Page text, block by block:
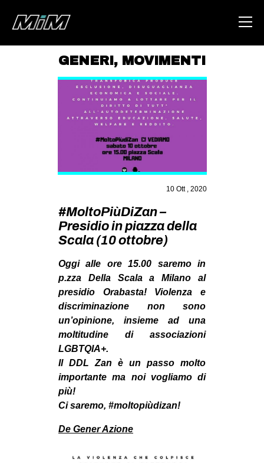
ABOUT
AREA
DEGENERAZIONE
GAZA FREESTYLE
CSOA LAMBRETTA
MSM
STUDENTI TSUNAMI
ZAM
MOBILITAZIONI
SPAZI
SPORT POPOLARE
AMBIENTE
GENERI
MIGRAZIONI
GENERI , MOVIMENTI
10 Ott , 2020
#MoltoPiùDiZan –
Presidio in piazza della
Scala (10 ottobre)
Oggi alle ore 15.00 saremo in
p.zza Della Scala a Milano al
presidio Orabasta! Violenza e
discriminazione non sono
un’opinione, insieme ad una
moltitudine di associazioni
LGBTQIA+.
Il DDL Zan è un passo molto
importante ma noi vogliamo di
più!
Ci saremo, #moltopiùdizan!
De Gener Azione